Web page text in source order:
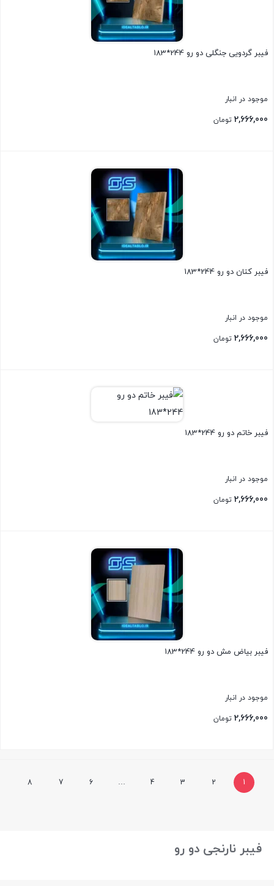
فیبر گردویی جنگلی دو رو 244*183
موجود در انبار
2,666,000 تومان
فیبر کتان دو رو 244*183
موجود در انبار
2,666,000 تومان
فیبر خاتم دو رو 244*183
موجود در انبار
2,666,000 تومان
فیبر بیاض مش دو رو 244*183
موجود در انبار
2,666,000 تومان
1
2
3
4
…
6
7
8
فیبر نارنجی دو رو